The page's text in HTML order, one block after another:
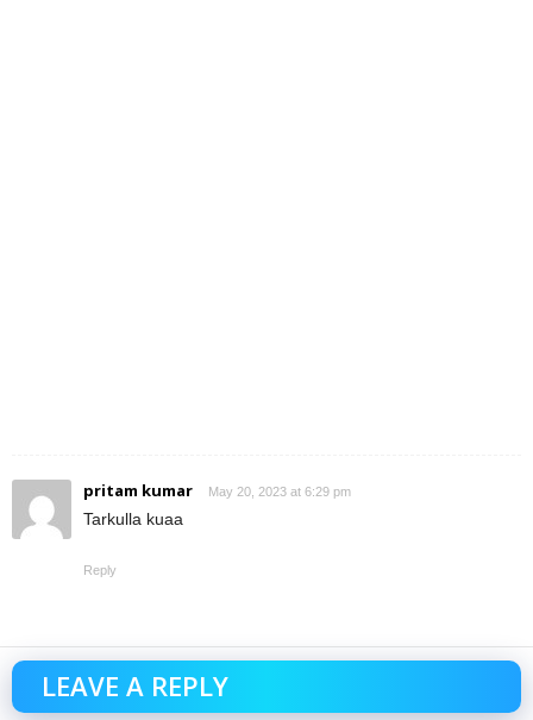
pritam kumar May 20, 2023 at 6:29 pm
Tarkulla kuaa
Reply
LEAVE A REPLY